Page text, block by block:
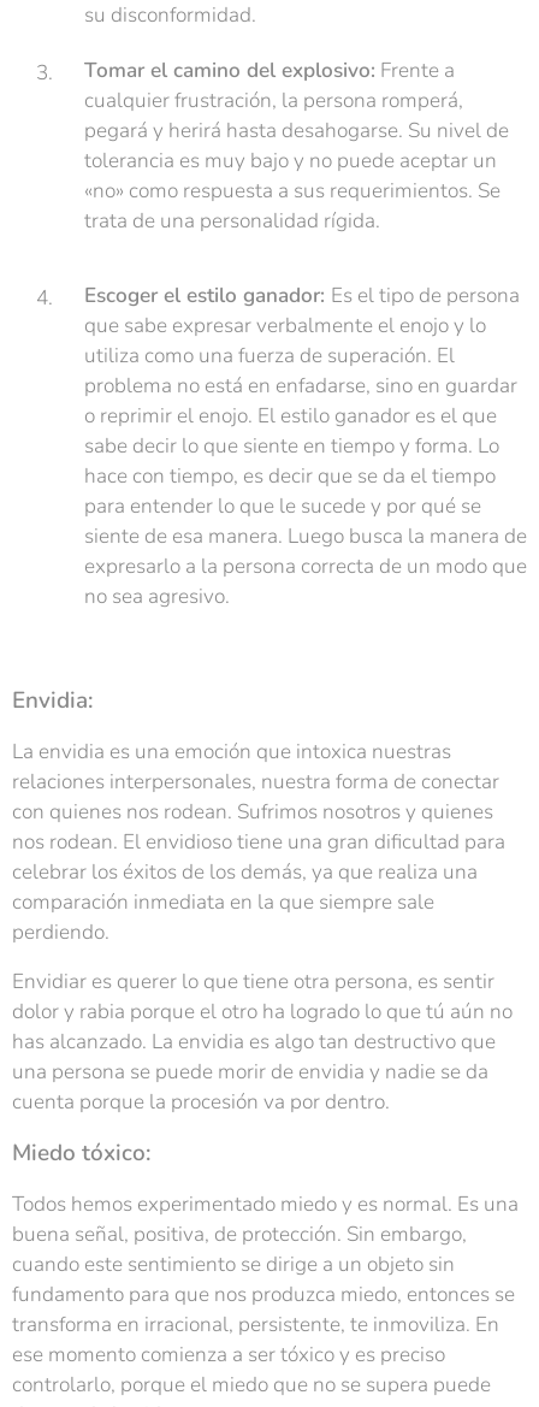
su disconformidad.
Tomar el camino del explosivo: Frente a
cualquier frustración, la persona romperá,
pegará y herirá hasta desahogarse. Su nivel de
tolerancia es muy bajo y no puede aceptar un
«no» como respuesta a sus requerimientos. Se
trata de una personalidad rígida.
Escoger el estilo ganador: Es el tipo de persona
que sabe expresar verbalmente el enojo y lo
utiliza como una fuerza de superación. El
problema no está en enfadarse, sino en guardar
o reprimir el enojo. El estilo ganador es el que
sabe decir lo que siente en tiempo y forma. Lo
hace con tiempo, es decir que se da el tiempo
para entender lo que le sucede y por qué se
siente de esa manera. Luego busca la manera de
expresarlo a la persona correcta de un modo que
no sea agresivo.
Envidia:
La envidia es una emoción que intoxica nuestras
relaciones interpersonales, nuestra forma de conectar
con quienes nos rodean. Sufrimos nosotros y quienes
nos rodean. El envidioso tiene una gran dificultad para
celebrar los éxitos de los demás, ya que realiza una
comparación inmediata en la que siempre sale
perdiendo.
Envidiar es querer lo que tiene otra persona, es sentir
dolor y rabia porque el otro ha logrado lo que tú aún no
has alcanzado. La envidia es algo tan destructivo que
una persona se puede morir de envidia y nadie se da
cuenta porque la procesión va por dentro.
Miedo tóxico:
Todos hemos experimentado miedo y es normal. Es una
buena señal, positiva, de protección. Sin embargo,
cuando este sentimiento se dirige a un objeto sin
fundamento para que nos produzca miedo, entonces se
transforma en irracional, persistente, te inmoviliza. En
ese momento comienza a ser tóxico y es preciso
controlarlo, porque el miedo que no se supera puede